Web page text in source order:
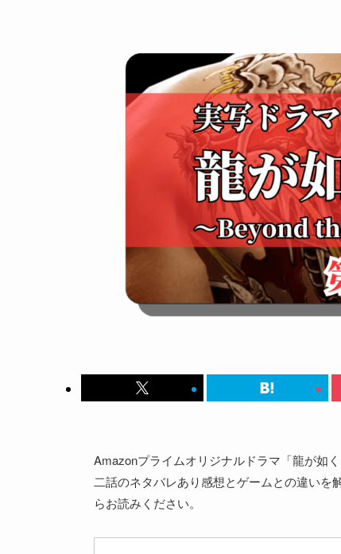
Amazonプライムオリジナルドラマ「龍が如
二話のネタバレあり感想とゲームとの違い
らお読みください。